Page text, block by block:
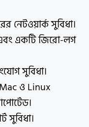
নেটওয়ার্ক সুবিধা।
একটি জিরো-লগ
সুবিধা।
ও Linux
সুবিধা।